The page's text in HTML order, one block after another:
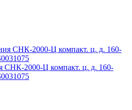
СНК-2000-Ц компакт. ц. д. 160-